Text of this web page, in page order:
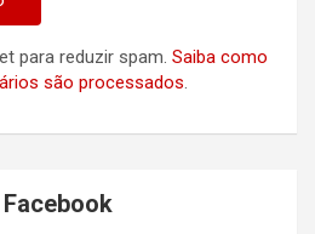
para reduzir spam. Saiba como
são processados.